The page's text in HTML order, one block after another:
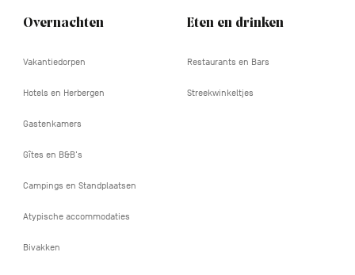
Overnachten
Vakantiedorpen
Hotels en Herbergen
Gastenkamers
Gîtes en B&B's
Campings en Standplaatsen
Atypische accommodaties
Bivakken
Eten en drinken
Restaurants en Bars
Streekwinkeltjes